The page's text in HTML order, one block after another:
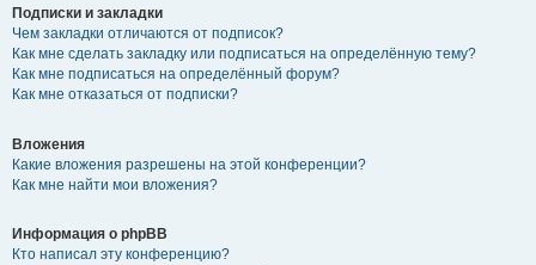
Подписки и закладки
Чем закладки отличаются от подписок?
Как мне сделать закладку или подписаться на определённую тему?
Как мне подписаться на определённый форум?
Как мне отказаться от подписки?
Вложения
Какие вложения разрешены на этой конференции?
Как мне найти мои вложения?
Информация о phpBB
Кто написал эту конференцию?